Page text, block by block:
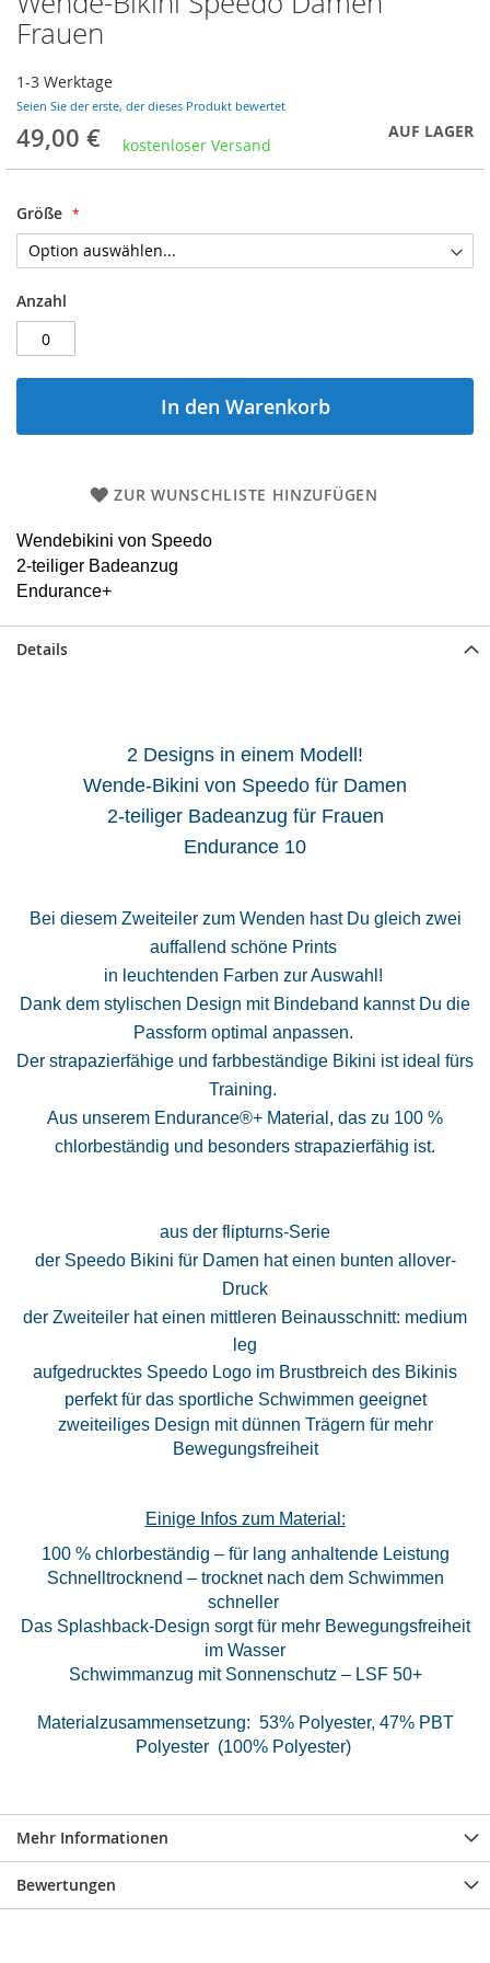
Frauen
1-3 Werktage
Seien Sie der erste, der dieses Produkt bewertet
49,00 € kostenloser Versand
AUF LAGER
Größe
Anzahl
In den Warenkorb
ZUR WUNSCHLISTE HINZUFÜGEN
Wendebikini von Speedo
2-teiliger Badeanzug
Endurance+
Anfang
der
springen
Details
2 Designs in einem Modell!
Wende-Bikini von Speedo für Damen
2-teiliger Badeanzug für Frauen
Endurance 10
Bei diesem Zweiteiler zum Wenden hast Du gleich zwei
auffallend schöne Prints
in leuchtenden Farben zur Auswahl!
Dank dem stylischen Design mit Bindeband kannst Du die
Passform optimal anpassen.
Der strapazierfähige und farbbeständige Bikini ist ideal fürs
Training.
Aus unserem Endurance®+ Material, das zu 100 %
chlorbeständig und besonders strapazierfähig ist.
aus der flipturns-Serie
der Speedo Bikini für Damen hat einen bunten allover-
Druck
der Zweiteiler hat einen mittleren Beinausschnitt: medium
leg
aufgedrucktes Speedo Logo im Brustbreich des Bikinis
perfekt für das sportliche Schwimmen geeignet
zweiteiliges Design mit dünnen Trägern für mehr
Bewegungsfreiheit
Einige Infos zum Material:
100 % chlorbeständig – für lang anhaltende Leistung
Schnelltrocknend – trocknet nach dem Schwimmen
schneller
Das Splashback-Design sorgt für mehr Bewegungsfreiheit
im Wasser
Schwimmanzug mit Sonnenschutz – LSF 50+
Materialzusammensetzung: 53% Polyester, 47% PBT
Polyester (100% Polyester)
Mehr Informationen
Bewertungen